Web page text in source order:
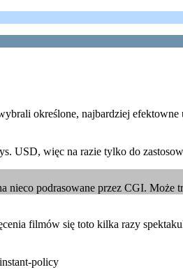
określone, najbardziej
USD, więc na razie tylko do
nieco podrasowane przez CGI. Może
filmów się toto kilka razy
policy